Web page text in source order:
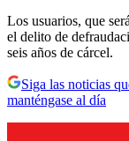
Los usuarios, que
el delito de
seis años de cárcel.
Siga las noticias
manténgase al día